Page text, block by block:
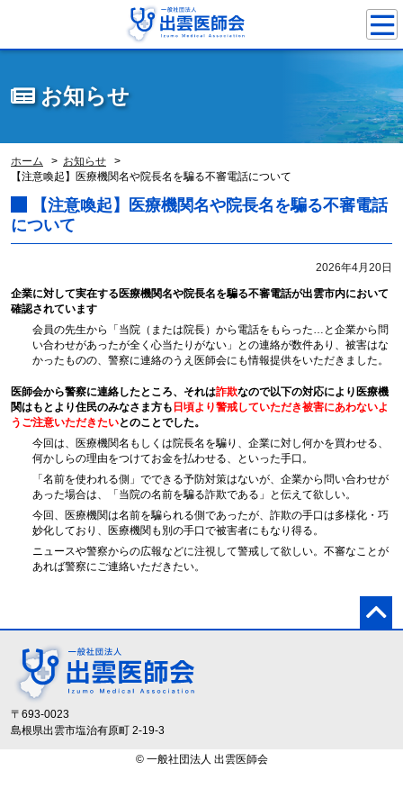
お知らせ
ホーム
お知らせ
【注意喚起】医療機関名や院長名を騙る不審電話について
【注意喚起】医療機関名や院長名を騙る不審電話
について
2026年4月20日
企業に対して実在する医療機関名や院長名を騙る不審電話が出雲市内において
確認されています
会員の先生から「当院（または院長）から電話をもらった…と企業から問
い合わせがあったが全く心当たりがない」との連絡が数件あり、被害はな
かったものの、警察に連絡のうえ医師会にも情報提供をいただきました。
医師会から警察に連絡したところ、 それは詐欺なので以下の対応により医療機
関はもとより住民のみなさま方も 日頃より警戒していただき被害にあわないよ
うご注意いただきたいとのことでした。
今回は、医療機関名もしくは院長名を騙り、企業に対し何かを買わせる、
何かしらの理由をつけてお金を払わせる、といった手口。
「名前を使われる側」でできる予防対策はないが、企業から問い合わせが
あった場合は、「当院の名前を騙る詐欺である」と伝えて欲しい。
今回、医療機関は名前を騙られる側であったが、詐欺の手口は多様化・巧
妙化しており、医療機関も別の手口で被害者にもなり得る。
ニュースや警察からの広報などに注視して警戒して欲しい。不審なことが
あれば警察にご連絡いただきたい。
〒693-0023
島根県出雲市塩治有原町 2-19-3
© 一般社団法人 出雲医師会